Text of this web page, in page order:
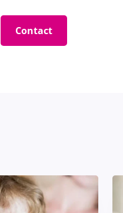
Contact